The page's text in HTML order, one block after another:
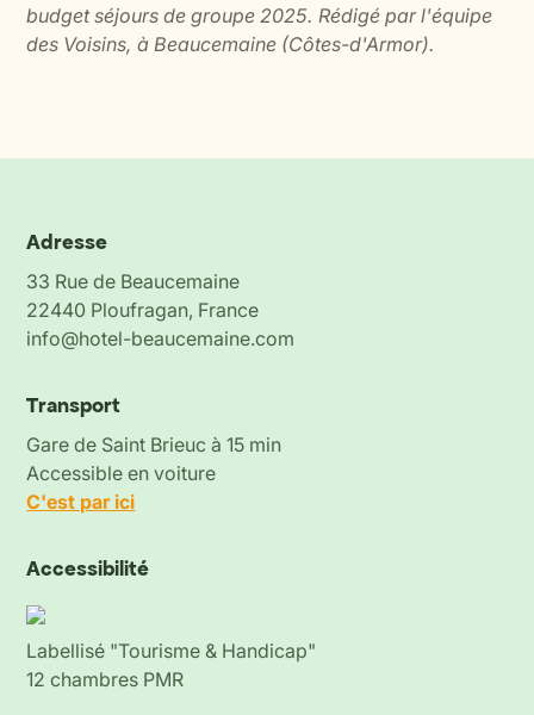
budget séjours de groupe 2025. Rédigé par l'équipe
des Voisins, à Beaucemaine (Côtes-d'Armor).
Adresse
33 Rue de Beaucemaine
22440 Ploufragan, France
info@hotel-beaucemaine.com
Transport
Gare de Saint Brieuc à 15 min
Accessible en voiture
C'est par ici
Accessibilité
Labellisé "Tourisme & Handicap"
12 chambres PMR